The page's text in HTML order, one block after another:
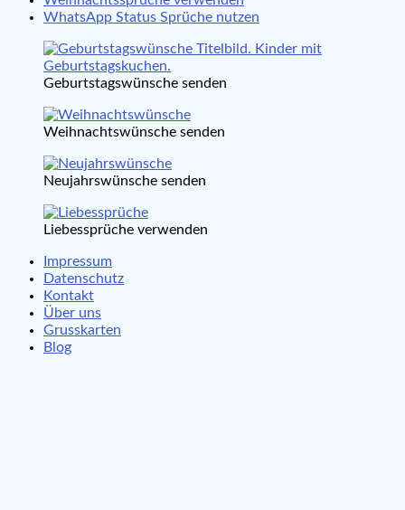
WhatsApp Status Sprüche nutzen
Geburtstagswünsche senden
Weihnachtswünsche senden
Neujahrswünsche senden
Liebessprüche verwenden
Impressum
Datenschutz
Kontakt
Über uns
Grusskarten
Blog